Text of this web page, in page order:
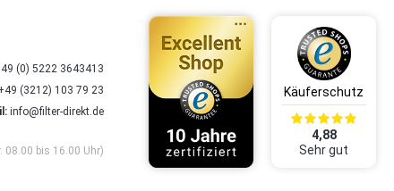
(0) 5222 3643413
(3212) 103 79 23
info@filter-direkt.de
08.00 bis 16.00 Uhr)
4,88
Sehr gut